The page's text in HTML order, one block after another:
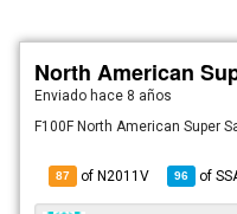
North American
Enviado hace 8 años
F100F North American Super
87 of N2011V 96 of